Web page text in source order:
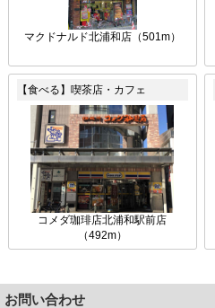
マクドナルド北浦和店（501m）
【食べる】喫茶店・カフェ
コメダ珈琲店北浦和駅前店
（492m）
お問い合わせ